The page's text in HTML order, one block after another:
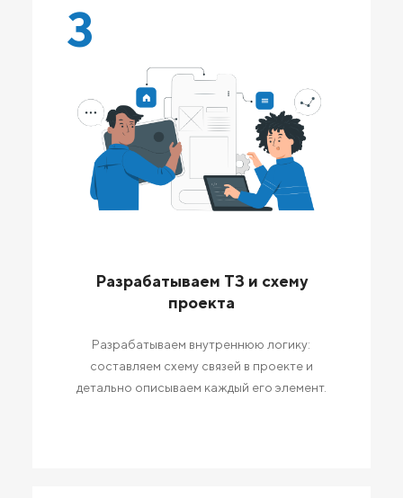
3
Разрабатываем ТЗ и схему
проекта
Разрабатываем внутреннюю логику:
составляем схему связей в проекте и
детально описываем каждый его элемент.